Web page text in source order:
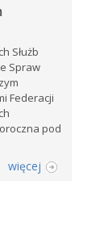
Służb
Spraw
Federacji
pod
więcej